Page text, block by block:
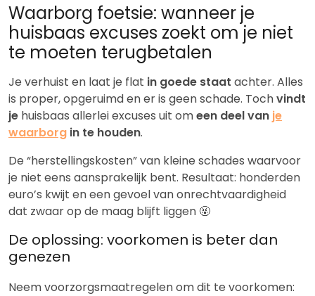
Waarborg foetsie: wanneer je
huisbaas excuses zoekt om je niet
te moeten terugbetalen
Je verhuist en laat je flat in goede staat achter. Alles
is proper, opgeruimd en er is geen schade. Tochvindt
je huisbaas allerlei excuses uit omeen deel van je
waarborg in te houden.
De “herstellingskosten” van kleine schades waarvoor
je niet eens aansprakelijk bent. Resultaat: honderden
euro’s kwijt en een gevoel van onrechtvaardigheid
dat zwaar op de maag blijft liggen 🤬
De oplossing: voorkomen is beter dan
genezen
Neem voorzorgsmaatregelen om dit te voorkomen: